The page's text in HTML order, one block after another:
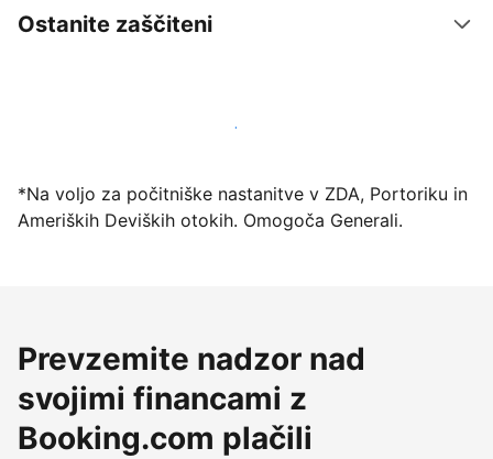
Ostanite zaščiteni
Danes ponudite nastanitev prek naše platforme
*Na voljo za počitniške nastanitve v ZDA, Portoriku in
Ameriških Deviških otokih. Omogoča Generali.
Prevzemite nadzor nad
svojimi financami z
Booking.com plačili